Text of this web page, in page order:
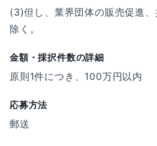
(3)但し、業界団体の販売促進
除く。
金額・採択件数の詳細
原則1件につき、100万円以内
応募方法
郵送